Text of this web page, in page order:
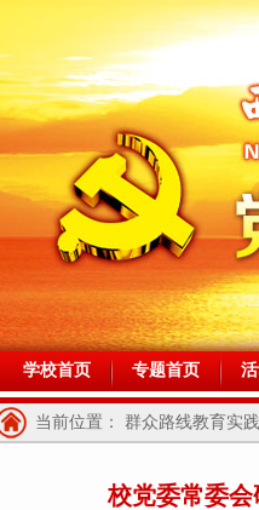
学校首页 专题首页
当前位置： 群众路线教育实
校党委常委